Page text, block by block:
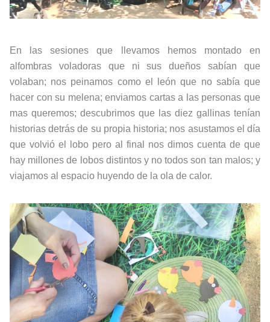
En las sesiones que llevamos hemos montado en
alfombras voladoras que ni sus dueños sabían que
volaban; nos peinamos como el león que no sabía que
hacer con su melena; enviamos cartas a las personas que
mas queremos; descubrimos que las diez gallinas tenían
historias detrás de su propia historia; nos asustamos el día
que volvió el lobo pero al final nos dimos cuenta de que
hay millones de lobos distintos y no todos son tan malos; y
viajamos al espacio huyendo de la ola de calor.